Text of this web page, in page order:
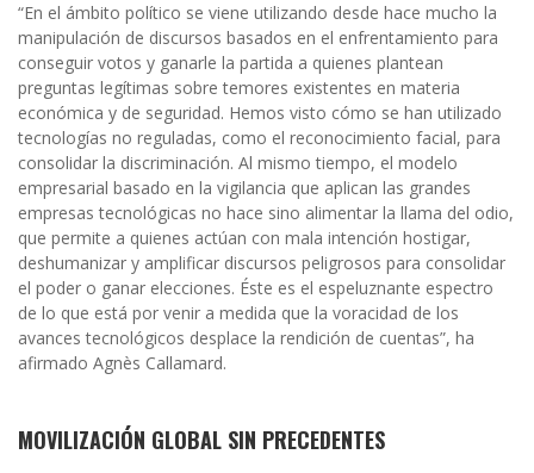
“En el ámbito político se viene utilizando desde hace mucho la
manipulación de discursos basados en el enfrentamiento para
conseguir votos y ganarle la partida a quienes plantean
preguntas legítimas sobre temores existentes en materia
económica y de seguridad. Hemos visto cómo se han utilizado
tecnologías no reguladas, como el reconocimiento facial, para
consolidar la discriminación. Al mismo tiempo, el modelo
empresarial basado en la vigilancia que aplican las grandes
empresas tecnológicas no hace sino alimentar la llama del odio,
que permite a quienes actúan con mala intención hostigar,
deshumanizar y amplificar discursos peligrosos para consolidar
el poder o ganar elecciones. Éste es el espeluznante espectro
de lo que está por venir a medida que la voracidad de los
avances tecnológicos desplace la rendición de cuentas”, ha
afirmado Agnès Callamard.
MOVILIZACIÓN GLOBAL SIN PRECEDENTES